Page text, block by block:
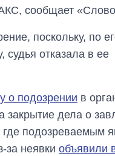
сообщает
поскольку, по
судья отказала в ее
о подозрении в
закрытие дела о
подозреваемым
за неявки объявили